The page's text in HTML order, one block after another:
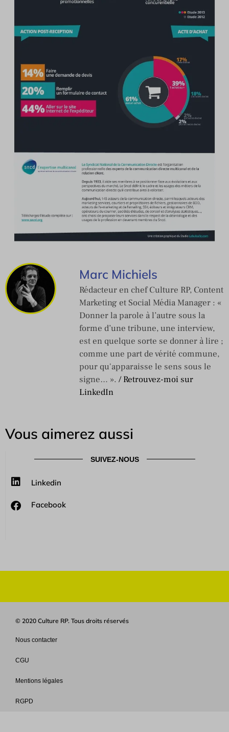
Marc Michiels
Rédacteur en chef Culture RP, Content
Marketing et Social Média Manager : «
Donner la parole à l’autre sous la
forme d’une tribune, une interview,
est en quelque sorte se donner à lire ;
comme une part de vérité commune,
pour qu'apparaisse le sens sous le
signe… ». / Retrouvez-moi sur
LinkedIn
Vous aimerez aussi
SUIVEZ-NOUS
Linkedin
Facebook
© 2020 Culture RP. Tous droits réservés
Nous contacter
CGU
Mentions légales
RGPD